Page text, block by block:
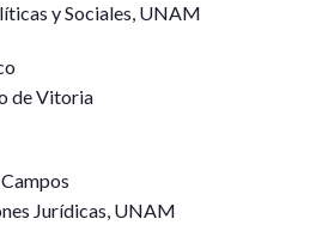
y Sociales, UNAM
de Vitoria
Jurídicas, UNAM